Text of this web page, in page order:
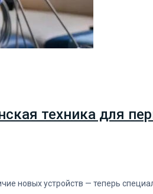
техника для
новых устройств — теперь